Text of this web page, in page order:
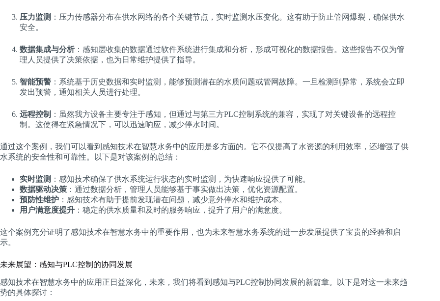
压力监测 ：压力传感器分布在供水网络的各个关键节点，实时监测水压变化。这有助于防止管网爆裂，确保供水
安全。
数据集成与分析：感知层收集的数据通过软件系统进行集成和分析，形成可视化的数据报告。这些报告不仅为管
理人员提供了决策依据，也为日常维护提供了指导。
智能预警 ：系统基于历史数据和实时监测，能够预测潜在的水质问题或管网故障。一旦检测到异常，系统会立即
发出预警，通知相关人员进行处理。
远程控制 ：虽然我方设备主要专注于感知，但通过与第三方PLC控制系统的兼容，实现了对关键设备的远程控
制。这使得在紧急情况下，可以迅速响应，减少停水时间。
通过这个案例，我们可以看到感知技术在智慧水务中的应用是多方面的。它不仅提高了水资源的利用效率，还增强了供
水系统的安全性和可靠性。以下是对该案例的总结：
实时监测 ：感知技术确保了供水系统运行状态的实时监测，为快速响应提供了可能。
数据驱动决策 ：通过数据分析，管理人员能够基于事实做出决策，优化资源配置。
预防性维护 ：感知技术有助于提前发现潜在问题，减少意外停水和维护成本。
用户满意度提升 ：稳定的供水质量和及时的服务响应，提升了用户的满意度。
这个案例充分证明了感知技术在智慧水务中的重要作用，也为未来智慧水务系统的进一步发展提供了宝贵的经验和启
示。
未来展望：感知与PLC控制的协同发展
感知技术在智慧水务中的应用正日益深化，未来，我们将看到感知与PLC控制协同发展的新篇章。以下是对这一未来趋
势的具体探讨：